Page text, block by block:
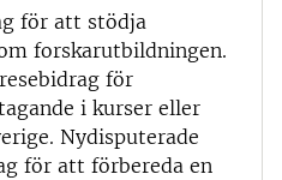
för att stödja
forskarutbildningen.
för
i kurser eller
Nydisputerade
för att förbereda en